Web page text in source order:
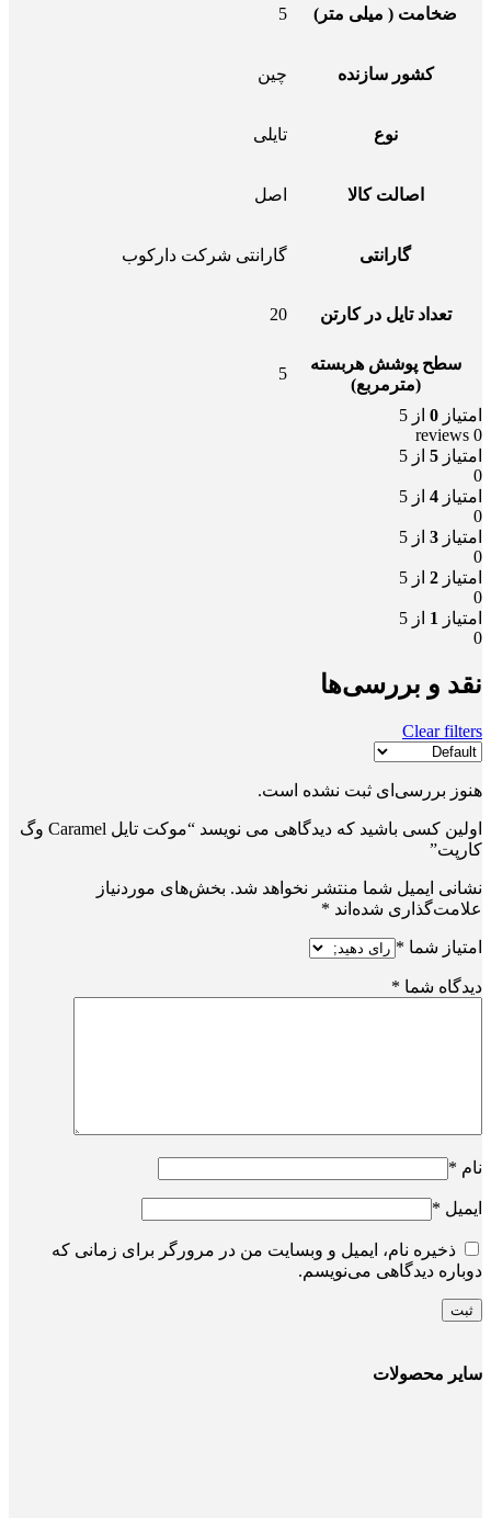
ضخامت ( میلی متر) 5
کشور سازنده چین
نوع تایلی
اصالت کالا اصل
گارانتی گارانتی شرکت دارکوب
تعداد تایل در کارتن 20
سطح پوشش هربسته
(مترمربع)
5
امتیاز 0 از 5
0 reviews
امتیاز 5 از 5
0
امتیاز 4 از 5
0
امتیاز 3 از 5
0
امتیاز 2 از 5
0
امتیاز 1 از 5
0
نقد و بررسی‌ها
Clear filters
هنوز بررسی‌ای ثبت نشده است.
اولین کسی باشید که دیدگاهی می نویسد “موکت تایل Caramel وگ
کارپت”
نشانی ایمیل شما منتشر نخواهد شد. بخش‌های موردنیاز
علامت‌گذاری شده‌اند *
امتیاز شما *
دیدگاه شما *
نام *
ایمیل *
ذخیره نام، ایمیل و وبسایت من در مرورگر برای زمانی که
دوباره دیدگاهی می‌نویسم.
سایر محصولات